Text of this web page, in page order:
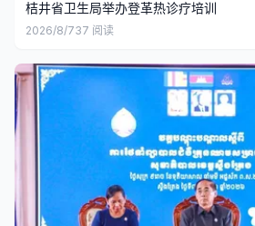
桔井省卫生局举办登革热诊疗培训
2026/8/737 阅读